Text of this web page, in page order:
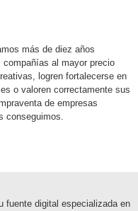
más de diez años
al mayor precio
logren fortalecerse en
o valoren correctamente sus
de empresas
conseguimos.
fuente digital especializada en